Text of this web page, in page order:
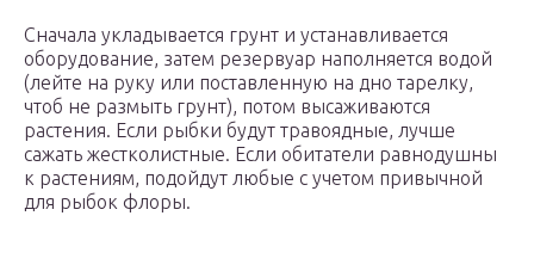
Сначала укладывается грунт и устанавливается
оборудование, затем резервуар наполняется водой
(лейте на руку или поставленную на дно тарелку,
чтоб не размыть грунт), потом высаживаются
растения. Если рыбки будут травоядные, лучше
сажать жестколистные. Если обитатели равнодушны
к растениям, подойдут любые с учетом привычной
для рыбок флоры.